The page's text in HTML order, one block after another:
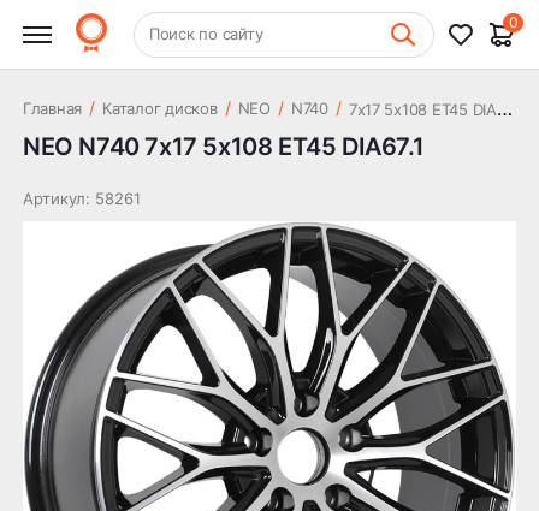
+7 (831) 261-35-35 Шиномонтаж
Поиск по сайту
0
Главная / Каталог дисков / NEO / N740 / 7
x17 5x108 ET45 DIA67.1
NEO N740 7x17 5x108 ET45 DIA67.1
Артикул: 58261